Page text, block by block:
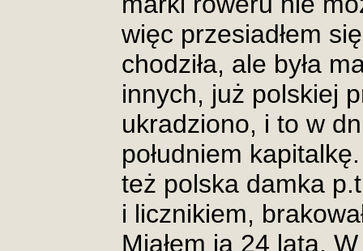
więc przesiadłem
chodziła, ale była
innych, już polskiej
ukradziono, i to w
południem
też polska damka
i licznikiem,
Miałem ją 24 lata.